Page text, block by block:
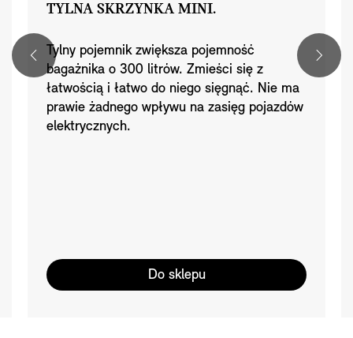
TYLNA SKRZYNKA MINI.
Tylny pojemnik zwiększa pojemność
bagażnika o 300 litrów. Zmieści się z
łatwością i łatwo do niego sięgnąć. Nie ma
prawie żadnego wpływu na zasięg pojazdów
elektrycznych.
Do sklepu